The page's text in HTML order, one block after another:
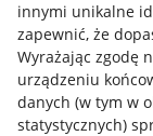
innymi unikalne
zapewnić, że
Wyrażając zgodę
urządzeniu
danych (w tym w
statystycznych)